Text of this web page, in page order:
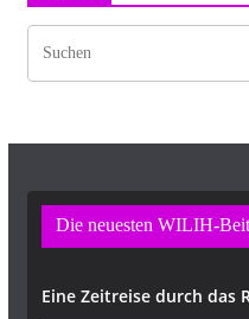
Die neuesten WILIH-
Eine Zeitreise durch das